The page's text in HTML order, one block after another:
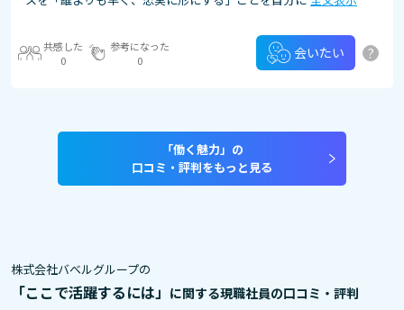
共感した
0
参考になった
0
会いたい ?
「働く魅力」の
口コミ・評判をもっと見る
株式会社バベルグループの
「ここで活躍するには」 に関する現職社員の口コミ・評判